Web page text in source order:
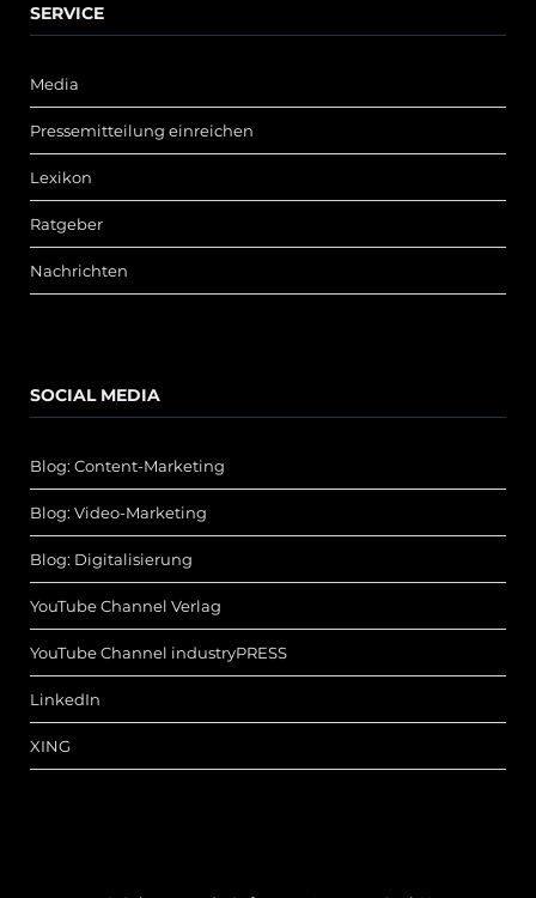
SERVICE
Media
Pressemitteilung einreichen
Lexikon
Ratgeber
Nachrichten
SOCIAL MEDIA
Blog: Content-Marketing
Blog: Video-Marketing
Blog: Digitalisierung
YouTube Channel Verlag
YouTube Channel industryPRESS
LinkedIn
XING